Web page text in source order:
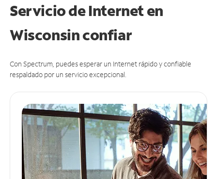
Servicio de Internet en
Wisconsinconfiar
Con Spectrum, puedes esperar un Internet rápido y confiable
respaldado por un servicio excepcional.